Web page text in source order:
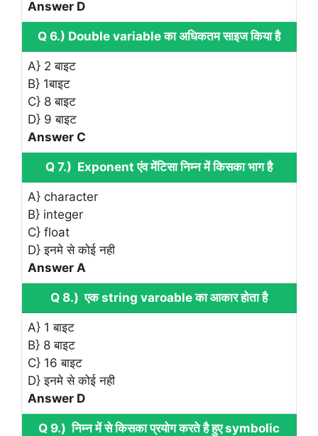
Answer D
Q 6.) Double variable का अधिकतम साइज किया है
A} 2 बाइट
B} 1बाइट
C} 8 बाइट
D} 9 बाइट
Answer C
Q 7.) Exponent एंव मेंटिसा निम्न में किसका भाग है
A} character
B} integer
C} float
D} इनमे से कोई नही
Answer A
Q 8.) एक string varoable का आकार होता है
A} 1 बाइट
B} 8 बाइट
C} 16 बाइट
D} इनमे से कोई नही
Answer D
Q 9.) निम्न में से किसका प्रयोग करते है हुए symbolic